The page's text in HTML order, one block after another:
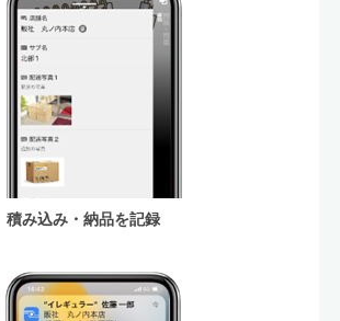
積み込み・納品を記録